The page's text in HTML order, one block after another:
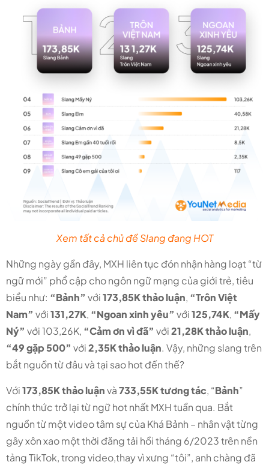
Xem tất cả chủ đề Slang đang HOT
Những ngày gần đây, MXH liên tục đón nhận hàng loạt “từ
ngữ mới” phổ cập cho ngôn ngữ mạng của giới trẻ, tiêu
biểu như: “Bảnh” với173,85K thảo luận, “Trôn Việt
Nam” với131,27K, “Ngoan xinh yêu” với125,74K, “Mấy
Ný” với 103,26K, “Cảm ơn vì đã” với21,28K thảo luận,
“49 gặp 500” với2,35K thảo luận. Vậy, những slang trên
bắt nguồn từ đâu và tại sao hot đến thế?
Với173,85K thảo luậnvà733,55K tương tác, “Bảnh”
chính thức trở lại từ ngữ hot nhất MXH tuần qua. Bắt
nguồn từ một video tâm sự của Khá Bảnh – nhân vật từng
gây xôn xao một thời đăng tải hồi tháng 6/2023 trên nền
tảng TikTok, trong video,thay vì xưng “tôi”, anh chàng đã